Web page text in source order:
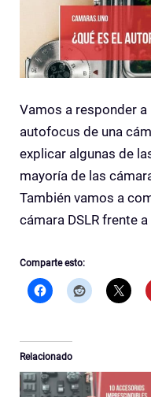
Vamos a responder a
autofocus de una
explicar algunas de
mayoría de las
También vamos a
cámara DSLR frente
Comparte esto:
Relacionado